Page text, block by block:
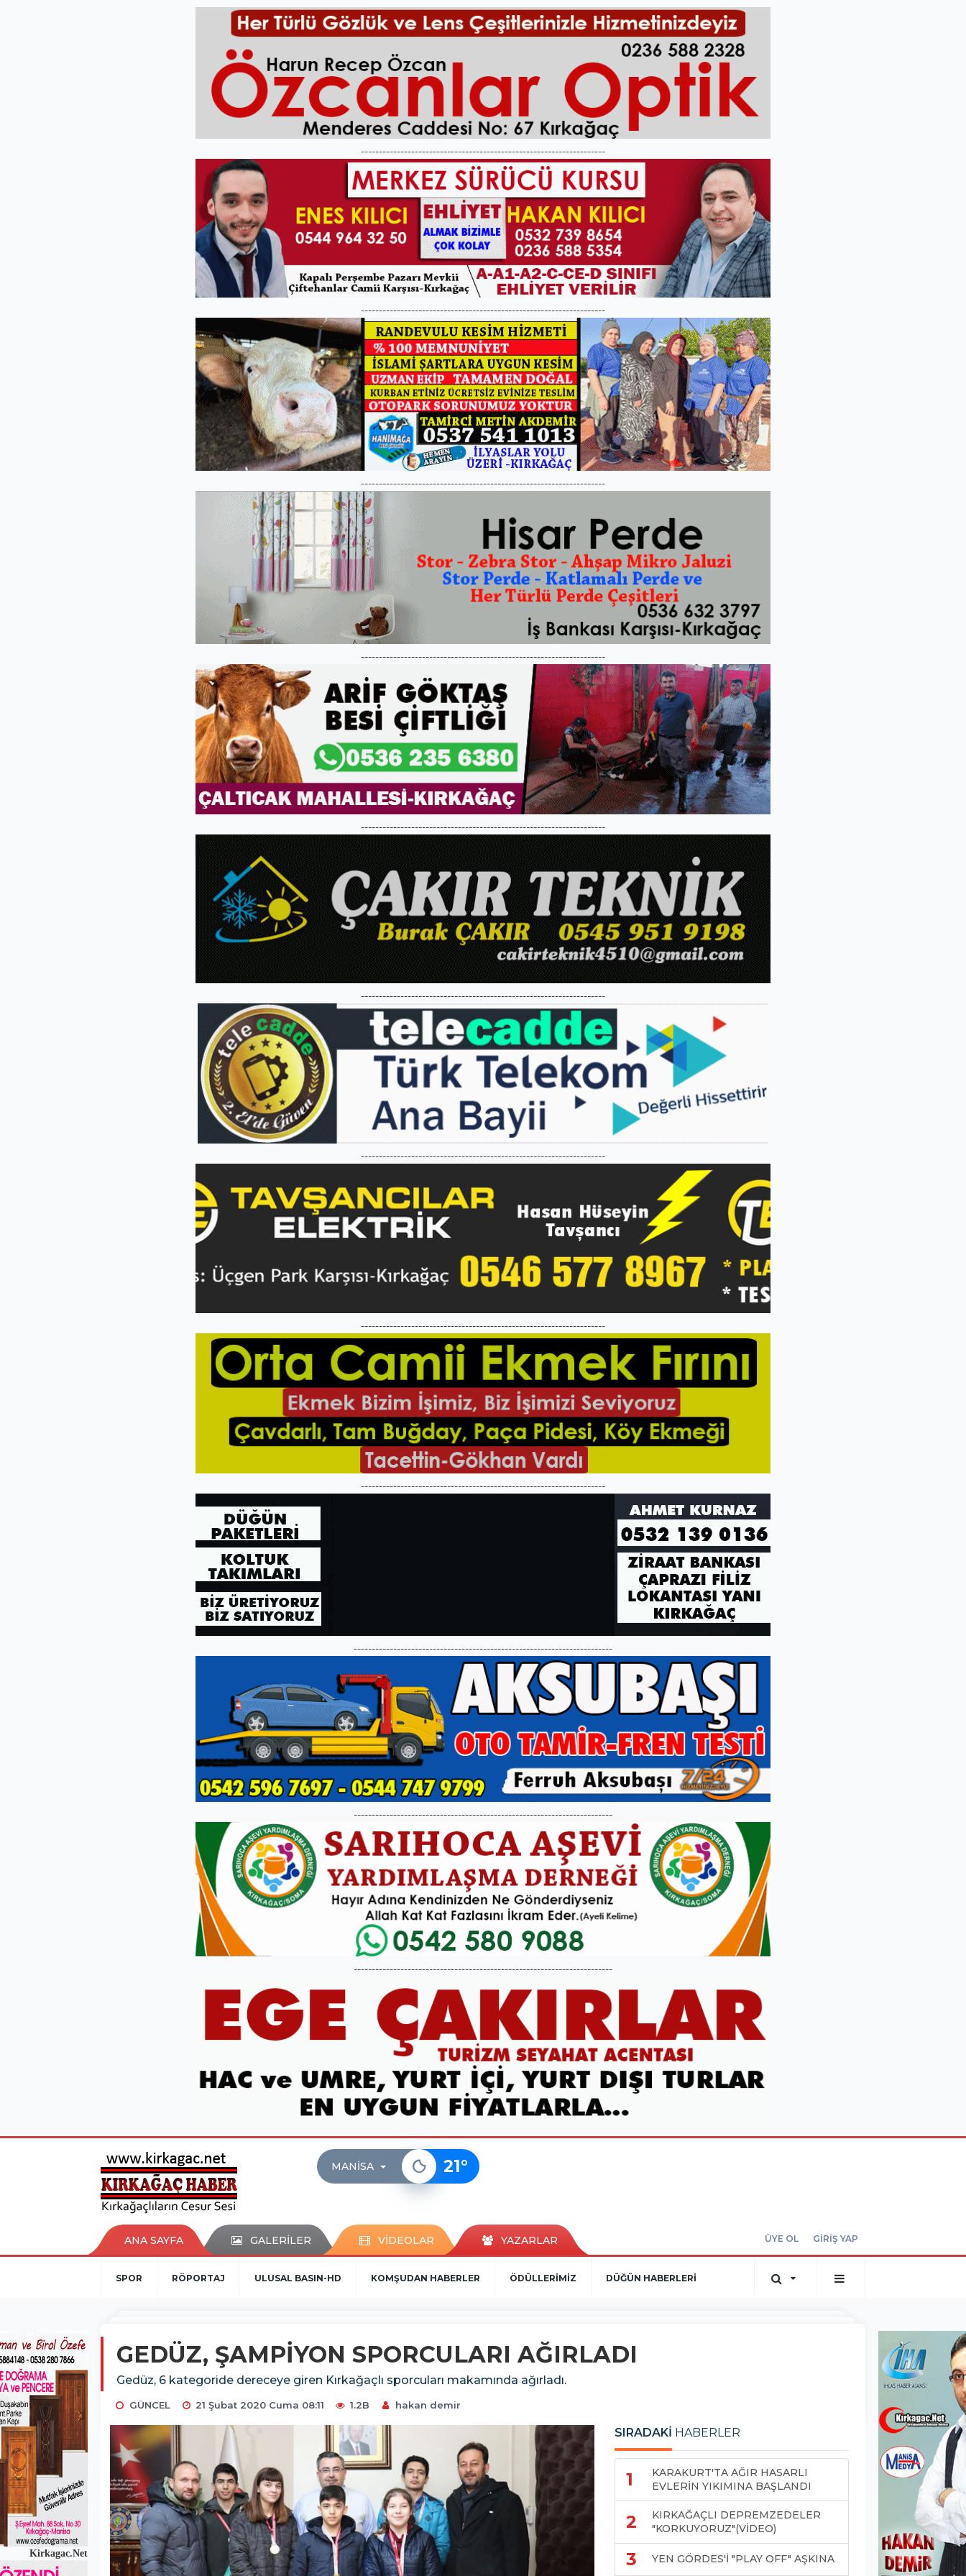
--------------------------------------------------------------------
--------------------------------------------------------------------
--------------------------------------------------------------------
--------------------------------------------------------------------
--------------------------------------------------------------------
--------------------------------------------------------------------
--------------------------------------------------------------------
--------------------------------------------------------------------
--------------------------------------------------------------------
------------------------------------------------------------------------
------------------------------------------------------------------------
------------------------------------------------------------------------
MANISA 21°
ANA SAYFA GALERİLER VİDEOLAR YAZARLAR ÜYE OL GİRİŞ YAP
SPOR RÖPORTAJ ULUSAL BASIN-HD KOMŞUDAN HABERLER ÖDÜLLERİMİZ DÜĞÜN HABERLERİ
GEDÜZ, ŞAMPİYON SPORCULARI AĞIRLADI
Gedüz, 6 kategoride dereceye giren Kırkağaçlı sporcuları makamında ağırladı.
GÜNCEL 21 Şubat 2020 Cuma 08:11 1.2B hakan demir
SIRADAKİ HABERLER
1
KARAKURT'TA AĞIR HASARLI
EVLERİN YIKIMINA BAŞLANDI
2
KIRKAĞAÇLI DEPREMZEDELER
"KORKUYORUZ"(VİDEO)
3 YEN GÖRDES'İ "PLAY OFF" AŞKINA
Kirkagac.Net